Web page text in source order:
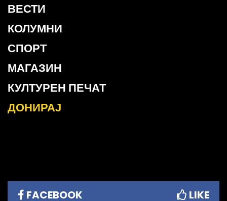
ВЕСТИ
КОЛУМНИ
СПОРТ
МАГАЗИН
КУЛТУРЕН ПЕЧАТ
ДОНИРАЈ
FACEBOOK LIKE